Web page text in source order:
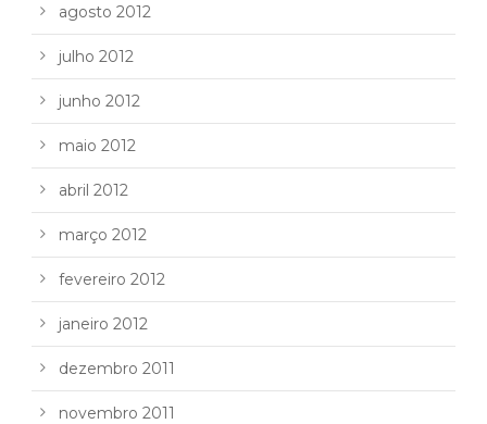
agosto 2012
julho 2012
junho 2012
maio 2012
abril 2012
março 2012
fevereiro 2012
janeiro 2012
dezembro 2011
novembro 2011